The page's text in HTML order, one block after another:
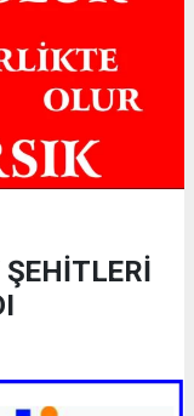
ŞEHİTLERİ